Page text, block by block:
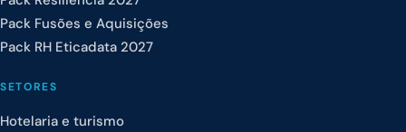
Pack Fusões e Aquisições
Pack RH Eticadata 2027
SETORES
Hotelaria e turismo